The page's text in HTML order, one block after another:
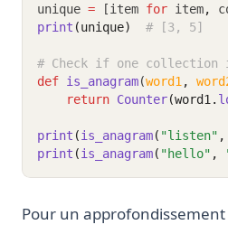
unique = [item for item,
print (unique) # [3, 5]
# Check if one collection
def is_anagram(word1 ,
return Counter(word1.
print (is_anagram( "listen" ,
print (is_anagram( "hello" ,
Pour un approfondissement